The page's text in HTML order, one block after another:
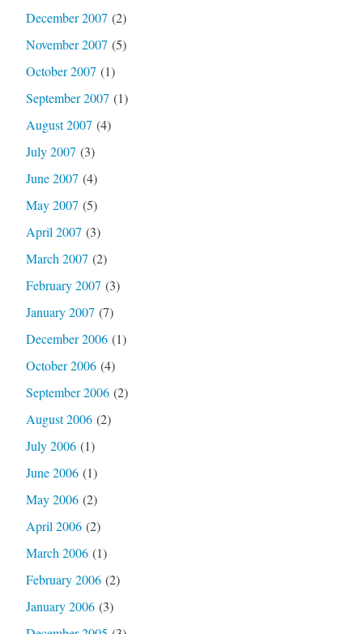
December 2007 (2)
November 2007 (5)
October 2007 (1)
September 2007 (1)
August 2007 (4)
July 2007 (3)
June 2007 (4)
May 2007 (5)
April 2007 (3)
March 2007 (2)
February 2007 (3)
January 2007 (7)
December 2006(1)
October 2006(4)
September 2006(2)
August 2006(2)
July 2006(1)
June 2006(1)
May 2006(2)
April 2006(2)
March 2006(1)
February 2006(2)
January 2006(3)